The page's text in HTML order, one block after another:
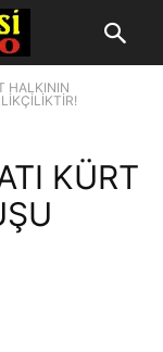
HALKININ
KÜRT